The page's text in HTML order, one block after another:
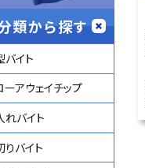
類から探す
バイト
ーアウェイチップ
れバイト
りバイト